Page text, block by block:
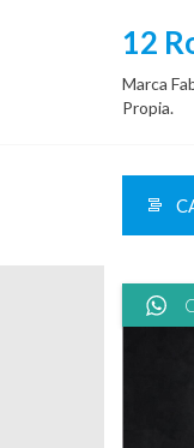
12
Marca
Propia.